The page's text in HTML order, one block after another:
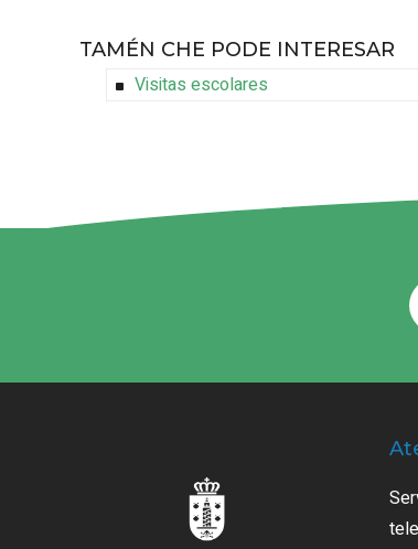
TAMÉN CHE PODE INTERESAR
Visitas escolares